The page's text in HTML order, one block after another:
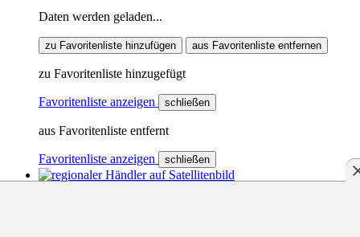
Daten werden geladen...
zu Favoritenliste hinzufügen aus Favoritenliste entfernen
zu Favoritenliste hinzugefügt
Favoritenliste anzeigen schließen
aus Favoritenliste entfernt
Favoritenliste anzeigen schließen